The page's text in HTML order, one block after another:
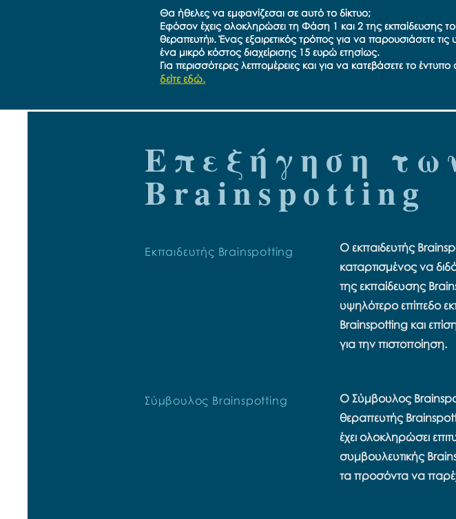
Θα ήθελες να εμφανίζεσαι σε αυτό το δίκτυο;
Εφόσον έχεις ολοκληρώσει τη Φάση 1 και 2 της εκπαίδευσης
θεραπευτή». Ένας εξαιρετικός τρόπος για να παρουσιάσετε
ένα μικρό κόστος διαχείρισης 15 ευρώ ετησίως.
Για περισσότερες λεπτομέρειες και για να κατεβάσετε το έντυπο
δείτε εδώ.
Επεξήγηση
Brainspotting
Εκπαιδευτής Brainspotting
Ο εκπαιδευτής
καταρτισμένος να
της εκπαίδευσης
υψηλότερο επίπεδο
Brainspotting και
για την πιστοποίηση.
Σύμβουλος Brainspotting
Ο Σύμβουλος
θεραπευτής
έχει ολοκληρώσει
συμβουλευτικής
τα προσόντα να